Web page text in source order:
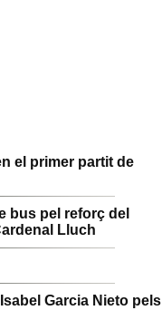
el primer partit de
bus pel reforç del
Lluch
Garcia Nieto pels